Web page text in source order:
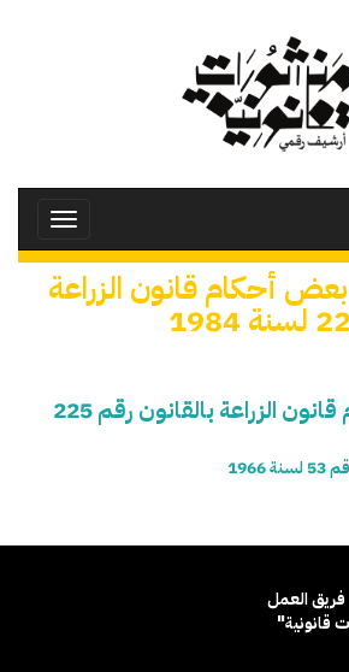
Toggle
أحكام قانون الزراعة
تعديل بعض أحكام قانون الزراعة بالقانون رقم 225
فريق العمل
قانونية"